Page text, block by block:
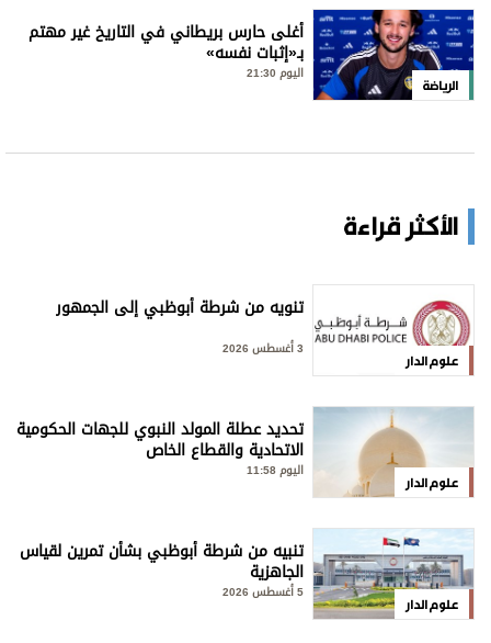
الرياضة
أغلى حارس بريطاني في التاريخ غير مهتم
بـ«إثبات نفسه»
اليوم 21:30
الأكثر قراءة
علوم الدار
تنويه من شرطة أبوظبي إلى الجمهور
علوم الدار
تحديد عطلة المولد النبوي للجهات الحكومية
الاتحادية والقطاع الخاص
اليوم 11:58
علوم الدار
تنبيه من شرطة أبوظبي بشأن تمرين لقياس
الجاهزية
5 أغسطس 2026